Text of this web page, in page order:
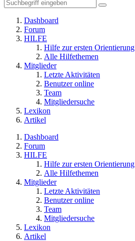
Dashboard
Forum
HILFE
Hilfe zur ersten Orientierung
Alle Hilfethemen
Mitglieder
Letzte Aktivitäten
Benutzer online
Team
Mitgliedersuche
Lexikon
Artikel
Dashboard
Forum
HILFE
Hilfe zur ersten Orientierung
Alle Hilfethemen
Mitglieder
Letzte Aktivitäten
Benutzer online
Team
Mitgliedersuche
Lexikon
Artikel